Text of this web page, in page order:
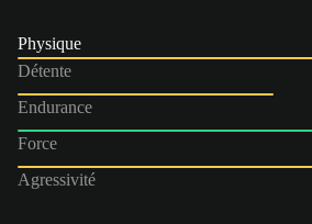
Physique
Détente
Endurance
Force
Agressivité